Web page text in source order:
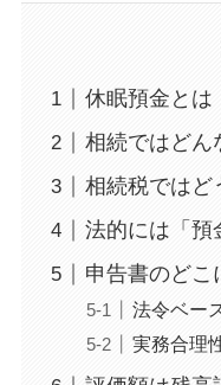
休眠預金とは
相続ではどん
相続税ではど
法的には「預
申告書のど
法令ベー
実務合理